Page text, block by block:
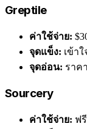
Greptile
ค่าใช้จ่าย:
จุดแข็ง: เข้า
จุดอ่อน: ราค
Sourcery
ค่าใช้จ่าย: ฟ